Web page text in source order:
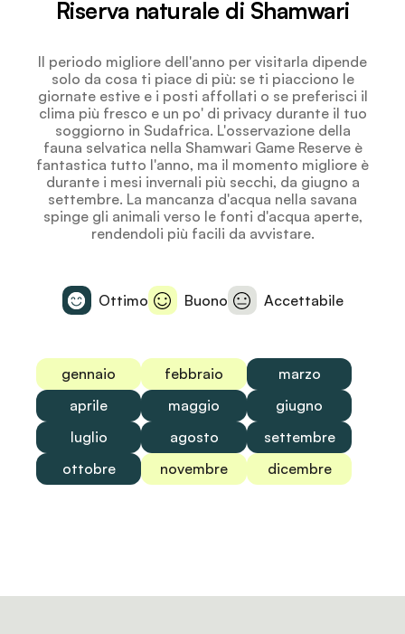
Riserva naturale di Shamwari
Il periodo migliore dell'anno per visitarla dipende
solo da cosa ti piace di più: se ti piacciono le
giornate estive e i posti affollati o se preferisci il
clima più fresco e un po' di privacy durante il tuo
soggiorno in Sudafrica. L'osservazione della
fauna selvatica nella Shamwari Game Reserve è
fantastica tutto l'anno, ma il momento migliore è
durante i mesi invernali più secchi, da giugno a
settembre. La mancanza d'acqua nella savana
spinge gli animali verso le fonti d'acqua aperte,
rendendoli più facili da avvistare.
Ottimo Buono Accettabile
gennaio febbraio
marzo
aprile
maggio
giugno
luglio
agosto
settembre
ottobre
novembre dicembre